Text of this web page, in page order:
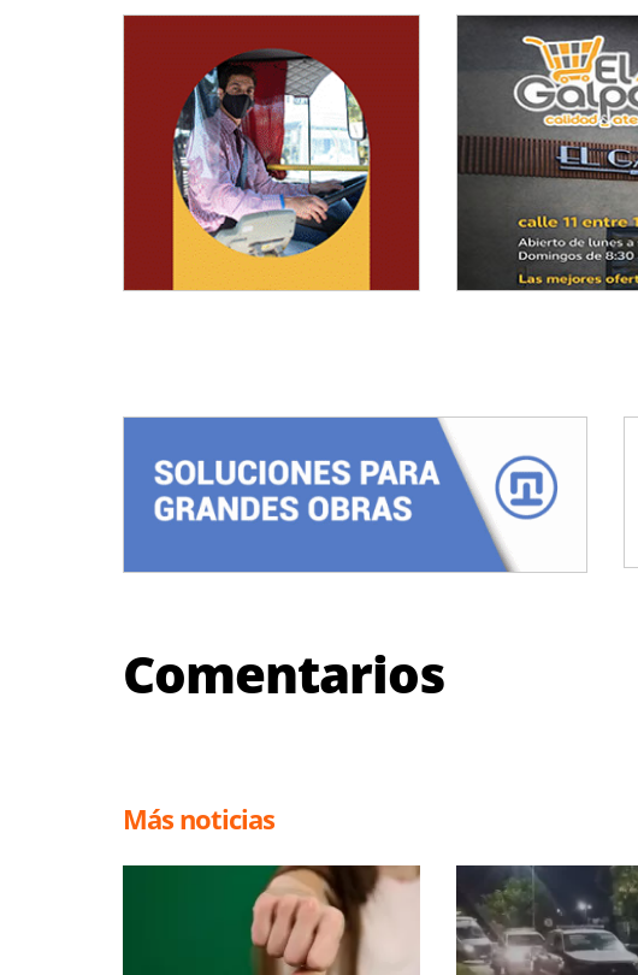
Comentarios
Más noticias